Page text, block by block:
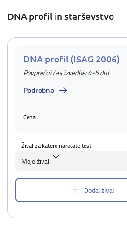
DNA profil in starševstvo
DNA profil (ISAG 2006)
Povprečni čas izvedbe: 4-5 dni
Podrobno
Cena:
Žival za katero naročate test
Moje živali
Dodaj žival